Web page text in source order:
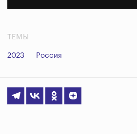
ТЕМЫ
2023 Россия